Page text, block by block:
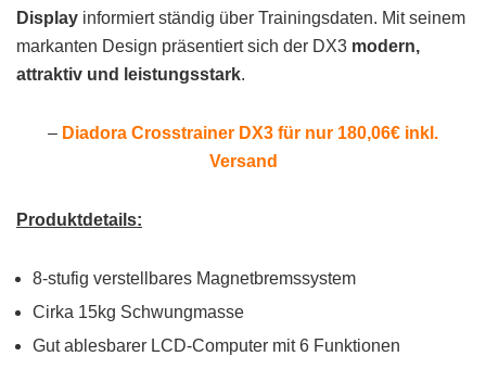
Display informiert ständig über Trainingsdaten. Mit seinem
markanten Design präsentiert sich der DX3 modern,
attraktiv und leistungsstark.
– Diadora Crosstrainer DX3 für nur 180,06€ inkl.
Versand
Produktdetails:
8-stufig verstellbares Magnetbremssystem
Cirka 15kg Schwungmasse
Gut ablesbarer LCD-Computer mit 6 Funktionen